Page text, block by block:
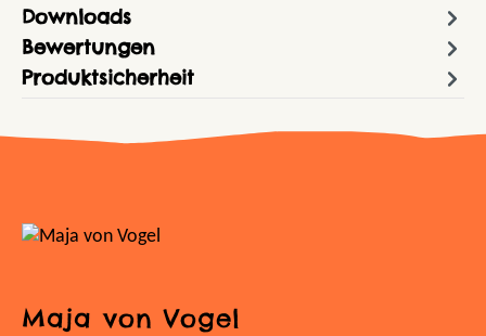
Downloads
Bewertungen
Produktsicherheit
Maja von Vogel